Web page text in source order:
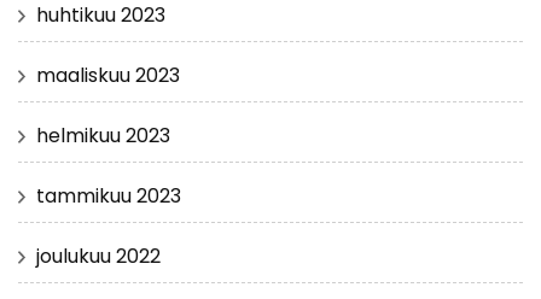
huhtikuu 2023
maaliskuu 2023
helmikuu 2023
tammikuu 2023
joulukuu 2022